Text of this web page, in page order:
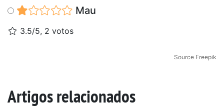
Mau
3.5/5, 2 votos
Source Freepik
Artigos relacionados